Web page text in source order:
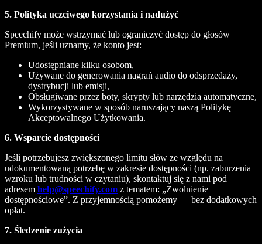
5. Polityka uczciwego korzystania i nadużyć
Speechify może wstrzymać lub ograniczyć dostęp do głosów
Premium, jeśli uznamy, że konto jest:
Udostępniane kilku osobom,
Używane do generowania nagrań audio do odsprzedaży,
dystrybucji lub emisji,
Obsługiwane przez boty, skrypty lub narzędzia automatyczne,
Wykorzystywane w sposób naruszający naszą Politykę
Akceptowalnego Użytkowania.
6. Wsparcie dostępności
Jeśli potrzebujesz zwiększonego limitu słów ze względu na
udokumentowaną potrzebę w zakresie dostępności (np. zaburzenia
wzroku lub trudności w czytaniu), skontaktuj się z nami pod
adresem help@speechify.com z tematem: „Zwolnienie
dostępnościowe”. Z przyjemnością pomożemy — bez dodatkowych
opłat.
7. Śledzenie zużycia